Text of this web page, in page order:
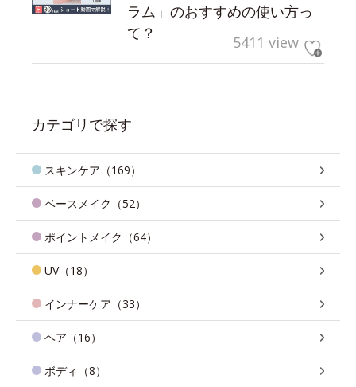
ラム」のおすすめの使い方っ
て？
5411 view
カテゴリで探す
スキンケア（169）
ベースメイク（52）
ポイントメイク（64）
UV（18）
インナーケア（33）
ヘア（16）
ボディ（8）